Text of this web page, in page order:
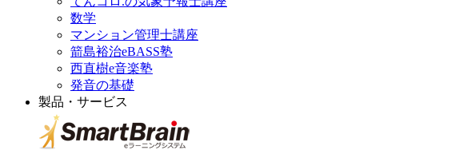
数学
マンション管理士講座
箭島裕治eBASS塾
西直樹e音楽塾
発音の基礎
製品・サービス